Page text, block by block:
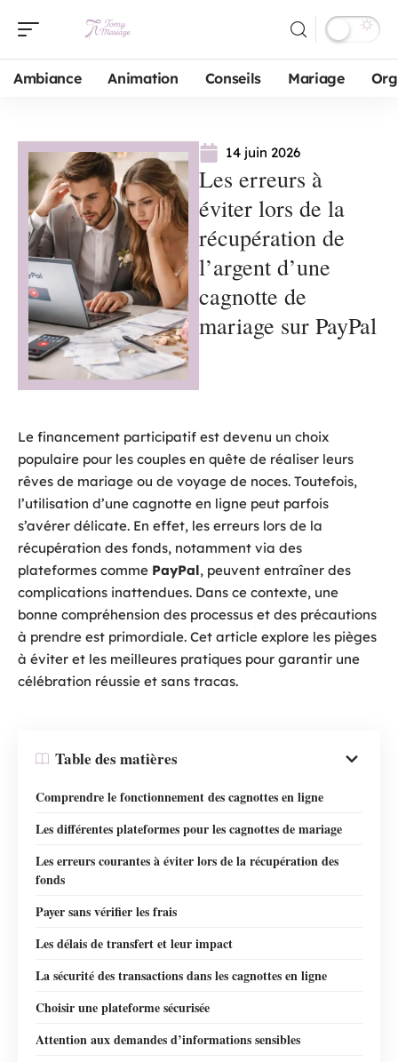
Ambiance Animation Conseils Mariage
14 juin 2026
Les erreurs à
éviter lors de la
récupération de
l’argent d’une
cagnotte de
mariage sur PayPal
Le financement participatif est devenu un choix
populaire pour les couples en quête de réaliser leurs
rêves de mariage ou de voyage de noces. Toutefois,
l’utilisation d’une cagnotte en ligne peut parfois
s’avérer délicate. En effet, les erreurs lors de la
récupération des fonds, notamment via des
plateformes comme PayPal, peuvent entraîner des
complications inattendues. Dans ce contexte, une
bonne compréhension des processus et des précautions
à prendre est primordiale. Cet article explore les pièges
à éviter et les meilleures pratiques pour garantir une
célébration réussie et sans tracas.
Table des matières
Comprendre le fonctionnement des cagnottes en ligne
Les différentes plateformes pour les cagnottes de mariage
Les erreurs courantes à éviter lors de la récupération des
fonds
Payer sans vérifier les frais
Les délais de transfert et leur impact
La sécurité des transactions dans les cagnottes en ligne
Choisir une plateforme sécurisée
Attention aux demandes d’informations sensibles